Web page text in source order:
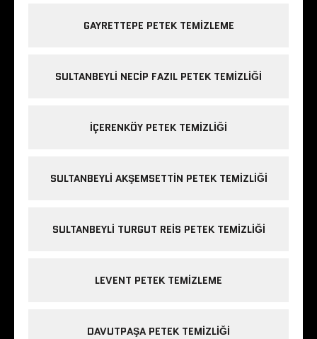
GAYRETTEPE PETEK TEMIZLEME
SULTANBEYLI NECIP FAZIL PETEK TEMIZLIĞI
IÇERENKÖY PETEK TEMIZLIĞI
SULTANBEYLI AKŞEMSETTIN PETEK TEMIZLIĞI
SULTANBEYLI TURGUT REIS PETEK TEMIZLIĞI
LEVENT PETEK TEMIZLEME
DAVUTPAŞA PETEK TEMIZLIĞI